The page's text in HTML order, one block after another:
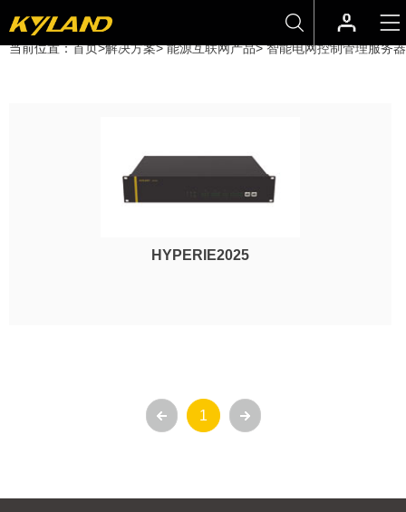
当前位置：首页>解决方案>能源互联网产品>智能电网控制管理服务器
HYPERIE2025
1